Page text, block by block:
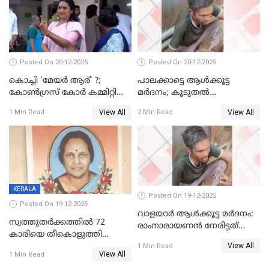
Posted On 20-12-2025
കൊച്ചി 'മേയർ ആര്' ?;
കോണ്‍ഗ്രസ് കോര്‍ കമ്മിറ്റി
1 Min Read View All
Posted On 20-12-2025
പാലക്കാട്ടെ ആള്‍ക്കൂട്ട
മര്‍ദനം; കൂടുതല്‍
അംഗ സംഘമെന്ന് വിവരം
2 Min Read View All
KERALA
Posted On 19-12-2025
സ്വത്തുതര്‍ക്കത്തില്‍ 72
കാരിയെ തീകൊളുത്തി
ക്രൂരകൊലപാതകത്തില്‍
1 Min Read View All
Posted On 19-12-2025
വാളയാർ ആൾക്കൂട്ട മർദനം:
രാംനാരായണൻ നേരിട്ടത്
നാൽപ്പതിലേറെ
1 Min Read View All